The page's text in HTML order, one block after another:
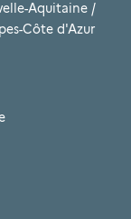
Aquitaine /
Côte d'Azur